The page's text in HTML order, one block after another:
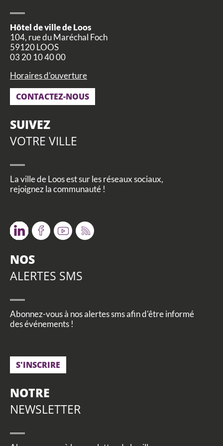
POLICE MUNICIPALE
Hôtel de ville de Loos
104, rue du Maréchal Foch
59120 LOOS
03 20 10 40 00
Horaires d'ouverture
CONTACTEZ-NOUS
SUIVEZ
VOTRE VILLE
La ville de Loos est sur les réseaux sociaux,
rejoignez la communauté !
TwitterFacebookYoutube
RSS
NOS
ALERTES SMS
Abonnez-vous à nos alertes sms afin d'être informé
des événements !
S'INSCRIRE
NOTRE
NEWSLETTER